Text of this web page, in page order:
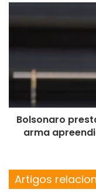
Bolsonaro
arma
Artigos